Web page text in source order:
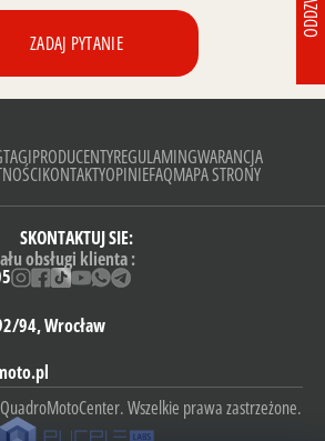
ZADAJ PYTANIE
TAGIPRODUCENTYREGULAMINGWARANCJA
KONTAKTYOPINIEFAQMAPA STRONY
SKONTAKTUJ SIE:
obsługi klienta :
94, Wrocław
Wszelkie prawa zastrzeżone.